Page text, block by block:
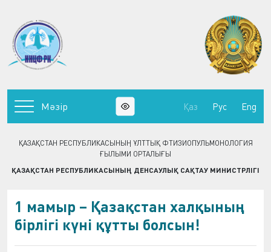
ҚАЗАҚСТАН РЕСПУБЛИКАСЫНЫҢ ҰЛТТЫҚ ФТИЗИОПУЛЬМОНОЛОГИЯ
ҒЫЛЫМИ ОРТАЛЫҒЫ
ҚАЗАҚСТАН РЕСПУБЛИКАСЫНЫҢ ДЕНСАУЛЫҚ САҚТАУ МИНИСТРЛІГІ
Мәзір Қаз Рус Eng
1 мамыр – Қазақстан халқының
бірлігі күні құтты болсын!